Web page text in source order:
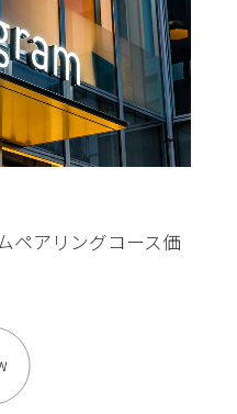
ペアリングコース価